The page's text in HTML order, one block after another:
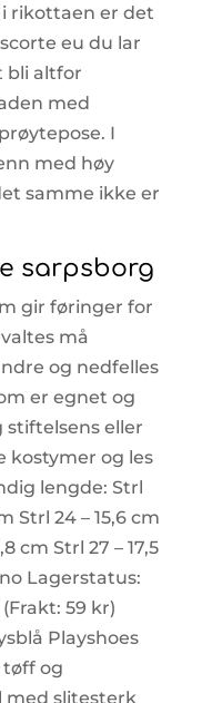
rikottaen er det
eu du lar
bli altfor
med
I
med høy
samme ikke er
sarpsborg
gir føringer for
må
og nedfelles
er egnet og
stiftelsens eller
kostymer og les
lengde: Strl
Strl 24 – 15,6 cm
cm Strl 27 – 17,5
Lagerstatus:
59 kr)
Playshoes
tøff og
slitesterk